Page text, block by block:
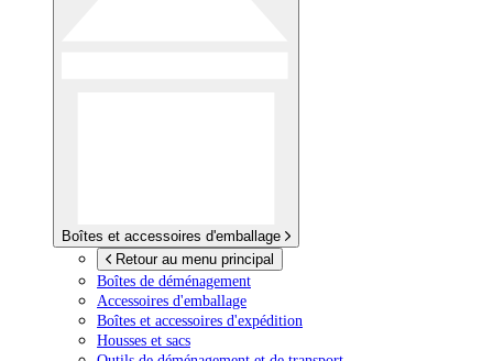
Boîtes et accessoires d'emballage
Retour au menu principal
Boîtes de déménagement
Accessoires d'emballage
Boîtes et accessoires d'expédition
Housses et sacs